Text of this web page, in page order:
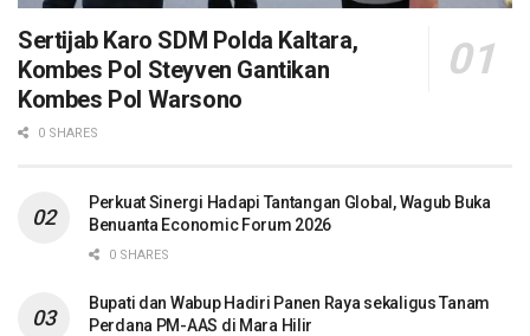
Sertijab Karo SDM Polda Kaltara,
Kombes Pol Steyven Gantikan
Kombes Pol Warsono
0 SHARES
Perkuat Sinergi Hadapi Tantangan Global, Wagub Buka
Benuanta Economic Forum 2026
0 SHARES
Bupati dan Wabup Hadiri Panen Raya sekaligus Tanam
Perdana PM-AAS di Mara Hilir